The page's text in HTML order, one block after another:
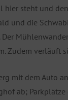
hier steht und
und die
Zudem verläuft
mit dem Auto
ab;